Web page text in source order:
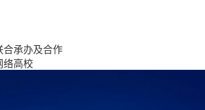
合承办及合作
络高校